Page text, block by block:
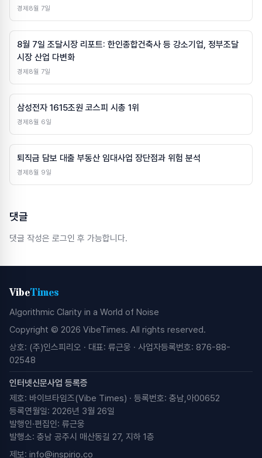
경제8월 7일
8월 7일 조달시장 리포트: 한인종합건축사 등 강소기업, 정부조달
시장 산업 다변화
경제8월 7일
삼성전자 1615조원 코스피 시총 1위
경제8월 6일
퇴직금 담보 대출 부동산 임대사업 장단점과 위험 분석
경제8월 9일
댓글
댓글 작성은 로그인 후 가능합니다.
VibeTimes
Algorithmic Clarity in a World of Noise
Copyright © 2026 VibeTimes. All rights reserved.
상호: (주)인스피리오 · 대표: 류근웅 · 사업자등록번호: 876-88-
02548
인터넷신문사업 등록증
제호: 바이브타임즈(Vibe Times) · 등록번호: 충남,아00652
등록연월일: 2026년 3월 26일
발행인·편집인: 류근웅
발행소: 충남 공주시 매산동길 27, 지하 1층
제보: info@inspirio.co